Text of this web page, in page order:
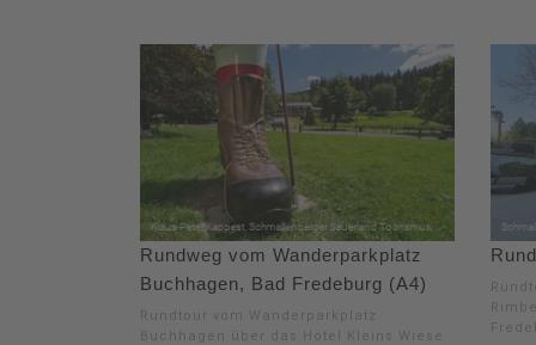
Rundweg vom Wanderparkplatz
Buchhagen, Bad Fredeburg (A4)
Rundtour vom Wanderparkplatz
Buchhagen über das Hotel Kleins Wiese